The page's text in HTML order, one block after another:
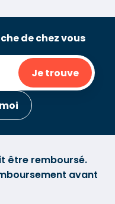
de chez vous
Je trouve
être remboursé.
avant